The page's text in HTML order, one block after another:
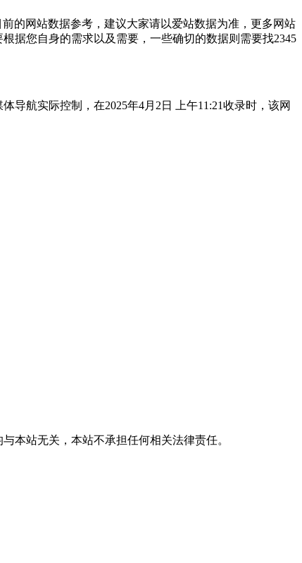
的网站数据参考，建议大家请以爱站数据为准，更多网站
据您自身的需求以及需要，一些确切的数据则需要找2345
导航实际控制，在2025年4月2日 上午11:21收录时，该网
本站无关，本站不承担任何相关法律责任。